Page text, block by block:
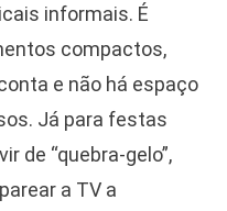
informais. É
compactos,
e não há espaço
Já para festas
de “quebra-gelo”,
a TV a